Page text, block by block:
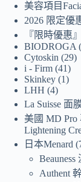
美容項目
2026 限定優
『限時優惠』
BIODROGA
Cytoskin
29
i - Firm 41
Skinkey 1
LHH 4
La Suisse 面
美國 MD Pro
Lightening
日本Menard
Authent